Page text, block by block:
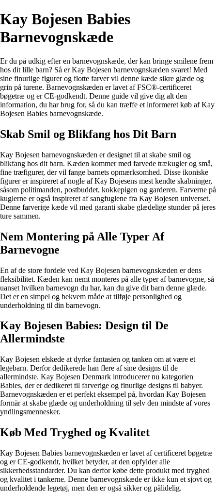
Kay Bojesen Babies
Barnevognskæde
Er du på udkig efter en barnevognskæde, der kan bringe smilene frem
hos dit lille barn? Så er Kay Bojesen barnevognskæden svaret! Med
sine finurlige figurer og flotte farver vil denne kæde sikre glæde og
grin på turene. Barnevognskæden er lavet af FSC®-certificeret
bøgetræ og er CE-godkendt. Denne guide vil give dig alt den
information, du har brug for, så du kan træffe et informeret køb af Kay
Bojesen Babies barnevognskæde.
Skab Smil og Blikfang hos Dit Barn
Kay Bojesen barnevognskæden er designet til at skabe smil og
blikfang hos dit barn. Kæden kommer med farvede trækugler og små,
fine træfigurer, der vil fange barnets opmærksomhed. Disse ikoniske
figurer er inspireret af nogle af Kay Bojesens mest kendte skabninger,
såsom politimanden, postbuddet, kokkepigen og garderen. Farverne på
kuglerne er også inspireret af sangfuglene fra Kay Bojesen universet.
Denne farverige kæde vil med garanti skabe glædelige stunder på jeres
ture sammen.
Nem Montering på Alle Typer Af
Barnevogne
En af de store fordele ved Kay Bojesen barnevognskæden er dens
fleksibilitet. Kæden kan nemt monteres på alle typer af barnevogne, så
uanset hvilken barnevogn du har, kan du give dit barn denne glæde.
Det er en simpel og bekvem måde at tilføje personlighed og
underholdning til din barnevogn.
Kay Bojesen Babies: Design til De
Allermindste
Kay Bojesen elskede at dyrke fantasien og tanken om at være et
legebarn. Derfor dedikerede han flere af sine designs til de
allermindste. Kay Bojesen Denmark introducerer nu kategorien
Babies, der er dedikeret til farverige og finurlige designs til babyer.
Barnevognskæden er et perfekt eksempel på, hvordan Kay Bojesen
formår at skabe glæde og underholdning til selv den mindste af vores
yndlingsmennesker.
Køb Med Tryghed og Kvalitet
Kay Bojesen Babies barnevognskæden er lavet af certificeret bøgetræ
og er CE-godkendt, hvilket betyder, at den opfylder alle
sikkerhedsstandarder. Du kan derfor købe dette produkt med tryghed
og kvalitet i tankerne. Denne barnevognskæde er ikke kun et sjovt og
underholdende legetøj, men den er også sikker og pålidelig.